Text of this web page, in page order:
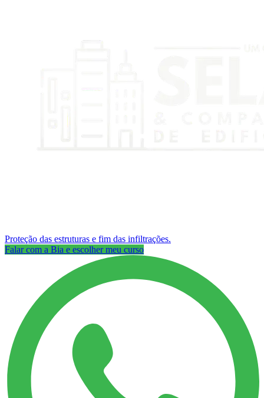
Proteção das estruturas e fim das infiltrações.
Falar com a Bia e escolher meu curso